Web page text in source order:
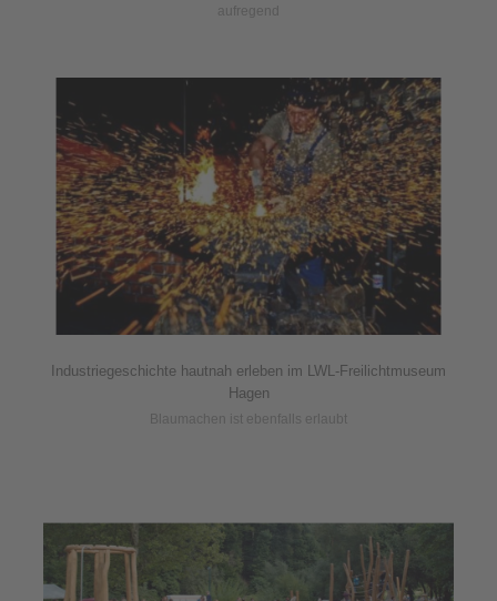
aufregend
Industriegeschichte hautnah erleben im LWL-Freilichtmuseum
Hagen
Blaumachen ist ebenfalls erlaubt